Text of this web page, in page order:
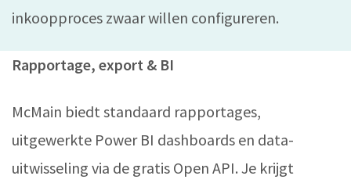
inkoopproces zwaar willen configureren.
Rapportage, export & BI
McMain biedt standaard rapportages,
uitgewerkte Power BI dashboards en data-
uitwisseling via de gratis Open API. Je krijgt